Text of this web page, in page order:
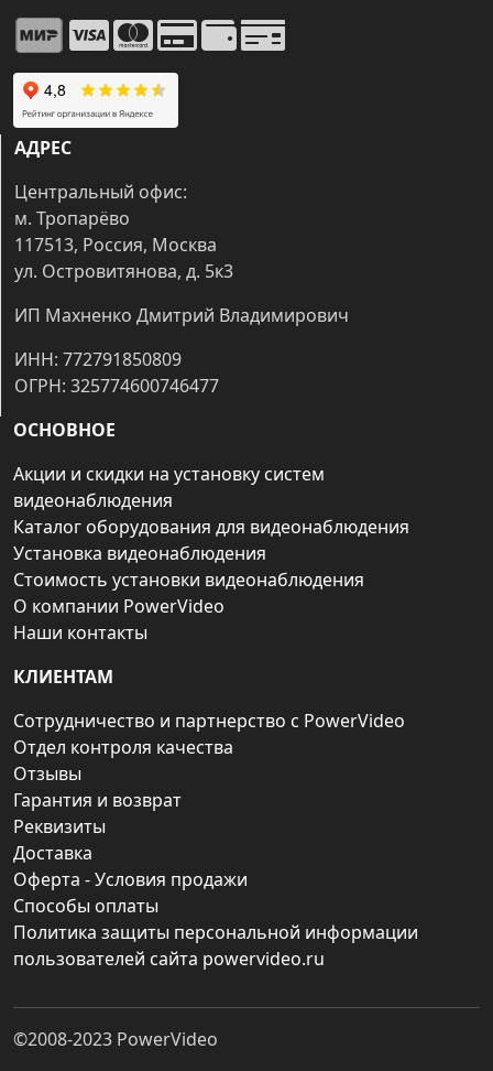
АДРЕС
Центральный офис:
м. Тропарёво
117513, Россия, Москва
ул. Островитянова, д. 5к3
ИП Махненко Дмитрий Владимирович
ИНН: 772791850809
ОГРН: 325774600746477
ОСНОВНОЕ
Акции и скидки на установку систем
видеонаблюдения
Каталог оборудования для видеонаблюдения
Установка видеонаблюдения
Стоимость установки видеонаблюдения
О компании PowerVideo
Наши контакты
КЛИЕНТАМ
Сотрудничество и партнерство с PowerVideo
Отдел контроля качества
Отзывы
Гарантия и возврат
Реквизиты
Доставка
Оферта - Условия продажи
Способы оплаты
Политика защиты персональной информации
пользователей сайта powervideo.ru
©2008-2023 PowerVideo